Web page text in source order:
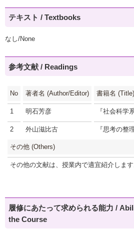
テキスト / Textbooks
なし/None
参考文献 / Readings
No 著者名 (Author/Editor) 書籍名 (Title)
1 明石芳彦 『社会科学
2 外山滋比古 『思考の整
その他 (Others)
その他の文献は、授業内で適宜紹介します
履修にあたって求められる能力 /
the Course